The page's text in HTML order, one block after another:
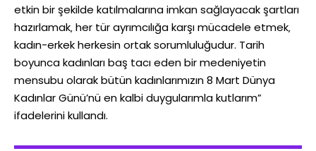
etkin bir şekilde katılmalarına imkan sağlayacak şartları
hazırlamak‚ her tür ayrımcılığa karşı mücadele etmek‚
kadın-erkek herkesin ortak sorumluluğudur. Tarih
boyunca kadınları baş tacı eden bir medeniyetin
mensubu olarak bütün kadınlarımızın 8 Mart Dünya
Kadınlar Günü’nü en kalbi duygularımla kutlarım”
ifadelerini kullandı.